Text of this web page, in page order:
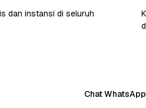
dan instansi di seluruh
Chat